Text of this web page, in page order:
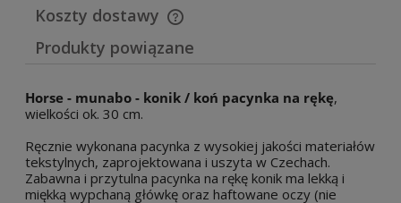
Koszty dostawy
Cena nie zawiera ewentualnych kosztów płatności
Produkty powiązane
Horse - munabo - konik / koń pacynka na rękę,
wielkości ok. 30 cm.
Ręcznie wykonana pacynka z wysokiej jakości materiałów
tekstylnych, zaprojektowana i uszyta w Czechach.
Zabawna i przytulna pacynka na rękę konik ma lekką i
miękką wypchaną główkę oraz haftowane oczy (nie